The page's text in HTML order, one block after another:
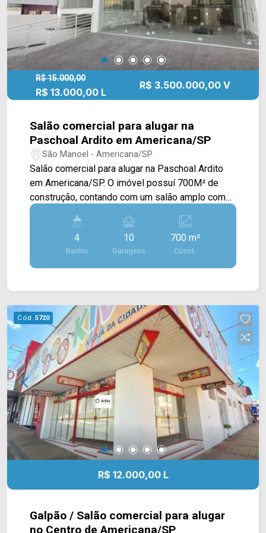
(19) 3475-4546. Arbix Imóveis - Presente em
cada mudança!
R$ 15.000,00
R$ 13.000,00 L
R$ 3.500.000,00 V
Salão comercial para alugar na
Paschoal Ardito em Americana/SP
São Manoel - Americana/SP
Salão comercial para alugar na Paschoal Ardito
em Americana/SP. O imóvel possuí 700M² de
construção, contando com um salão amplo com
pé direito alto, mezanino, elevador e subsolo. >
04 banheiros; > 10 vagas de garagem, sendo 07
no subsolo. Localizado na Av. Paschoal Ardito,
próximo à Av. Antônio Pinto Duarte, Rua São Vito,
Av. da Saudade, Av. Nossa Sra. de Fátima e fácil
Drogal e restaurantes. Entre em contato com a
equipe da Arbix Imóveis e agende a sua visita!!
WhatsApp e Telefone: (19) 3475-4546 ARBIX
IMÓVEIS - Presente em cada mudança!
4
Banho
10
Garagens
700 m²
Const.
Cód. 5720
R$ 12.000,00 L
Galpão / Salão comercial para alugar
no Centro de Americana/SP